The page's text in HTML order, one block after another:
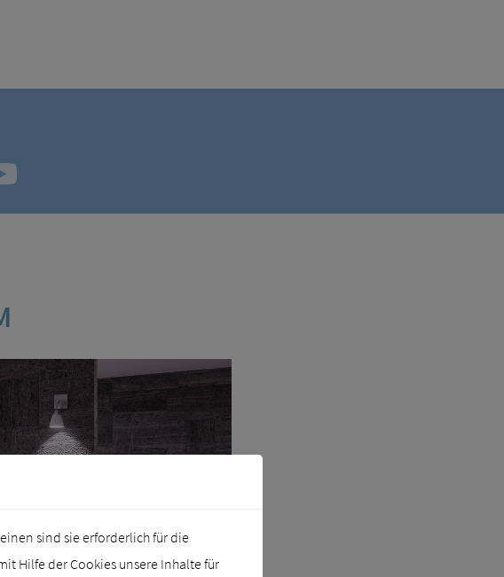
sind sie erforderlich für die
Hilfe der Cookies unsere Inhalte für